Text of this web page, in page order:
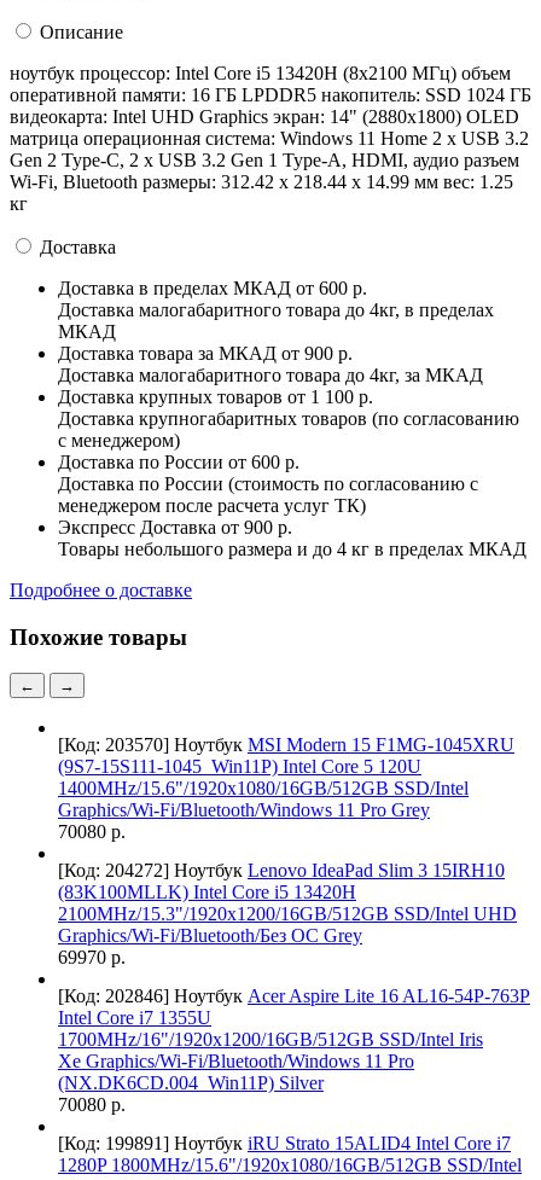
Описание
ноутбук процессор: Intel Core i5 13420H (8x2100 МГц) объем
оперативной памяти: 16 ГБ LPDDR5 накопитель: SSD 1024 ГБ
видеокарта: Intel UHD Graphics экран: 14" (2880x1800) OLED
матрица операционная система: Windows 11 Home 2 x USB 3.2
Gen 2 Type-C, 2 x USB 3.2 Gen 1 Type-A, HDMI, аудио разъем
Wi-Fi, Bluetooth pазмеры: 312.42 x 218.44 x 14.99 мм вес: 1.25
кг
Доставка
Доставка в пределах МКАД от 600 р.
Доставка малогабаритного товара до 4кг, в пределах
МКАД
Доставка товара за МКАД от 900 р.
Доставка малогабаритного товара до 4кг, за МКАД
Доставка крупных товаров от 1 100 р.
Доставка крупногабаритных товаров (по согласованию
с менеджером)
Доставка по России от 600 р.
Доставка по России (стоимость по согласованию с
менеджером после расчета услуг ТК)
Экспресс Доставка от 900 р.
Товары небольшого размера и до 4 кг в пределах МКАД
Подробнее о доставке
Похожие товары
← →
[Код: 203570] Ноутбук MSI Modern 15 F1MG-1045XRU
(9S7-15S111-1045_Win11P) Intel Core 5 120U
1400MHz/15.6"/1920x1080/16GB/512GB SSD/Intel
Graphics/Wi-Fi/Bluetooth/Windows 11 Pro Grey
70080 р.
[Код: 204272] Ноутбук Lenovo IdeaPad Slim 3 15IRH10
(83K100MLLK) Intel Core i5 13420H
2100MHz/15.3"/1920x1200/16GB/512GB SSD/Intel UHD
Graphics/Wi-Fi/Bluetooth/Без ОС Grey
69970 р.
[Код: 202846] Ноутбук Acer Aspire Lite 16 AL16-54P-763P
Intel Core i7 1355U
1700MHz/16"/1920x1200/16GB/512GB SSD/Intel Iris
Xe Graphics/Wi-Fi/Bluetooth/Windows 11 Pro
(NX.DK6CD.004_Win11P) Silver
70080 р.
[Код: 199891] Ноутбук iRU Strato 15ALID4 Intel Core i7
1280P 1800MHz/15.6"/1920x1080/16GB/512GB SSD/Intel